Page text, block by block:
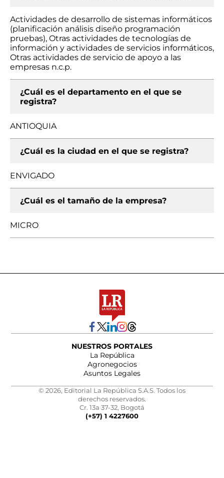
Actividades de desarrollo de sistemas informáticos
(planificación análisis diseño programación
pruebas), Otras actividades de tecnologías de
información y actividades de servicios informáticos,
Otras actividades de servicio de apoyo a las
empresas n.c.p.
¿Cuál es el departamento en el que se
registra?
ANTIOQUIA
¿Cuál es la ciudad en el que se registra?
ENVIGADO
¿Cuál es el tamaño de la empresa?
MICRO
NUESTROS PORTALES
La República
Agronegocios
Asuntos Legales
© 2026, Editorial La República S.A.S. Todos los
derechos reservados.
Cr. 13a 37-32, Bogotá
(+57) 1 4227600